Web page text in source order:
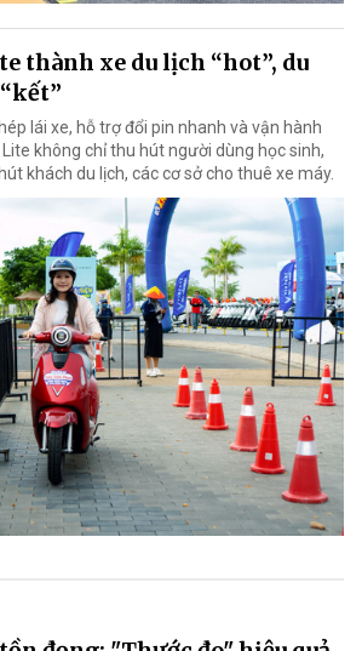
thành xe du lịch “hot”, du
lái xe, hỗ trợ đổi pin nhanh và vận hành
Lite không chỉ thu hút người dùng học sinh,
khách du lịch, các cơ sở cho thuê xe máy.